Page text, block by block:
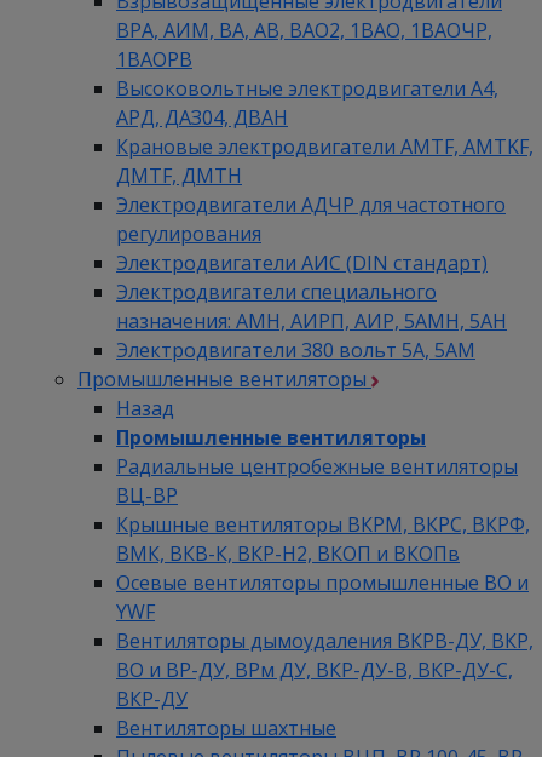
ВРА, АИМ, ВА, АВ, ВАO2, 1ВАО, 1ВАОЧР,
1ВАОРВ
Высоковольтные электродвигатели A4,
АРД, ДАЗ04, ДВАН
Крановые электродвигатели AMTF, AMTKF,
ДMTF, ДМТН
Электродвигатели АДЧР для частотного
регулирования
Электродвигатели АИС (DIN стандарт)
Электродвигатели специального
назначения: АМН, АИРП, АИР, 5АМН, 5АН
Электродвигатели 380 вольт 5А, 5АМ
Промышленные вентиляторы
Назад
Промышленные вентиляторы
Радиальные центробежные вентиляторы
ВЦ-ВР
Крышные вентиляторы ВКРМ, ВКРС, ВКРФ,
ВМК, ВКВ-К, ВКР-Н2, ВКОП и ВКОПв
Осевые вентиляторы промышленные ВО и
YWF
Вентиляторы дымоудаления ВКРВ-ДУ, ВКР,
ВО и ВР-ДУ, ВРм ДУ, ВКР-ДУ-В, ВКР-ДУ-С,
ВКР-ДУ
Вентиляторы шахтные